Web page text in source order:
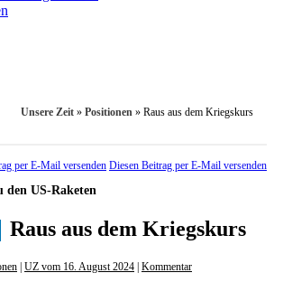
Unsere Zeit » Positionen » Raus aus dem Kriegskurs
Diesen Beitrag per E-Mail versenden
den US-Raketen
Raus aus dem Kriegskurs
UZ vom 16. August 2024 Kommentar